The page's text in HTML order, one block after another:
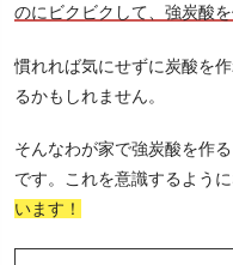
のにビクビクして、強炭酸
慣れれば気にせずに炭酸を
るかもしれません。
そんなわが家で強炭酸を作
です。これを意識するように
います！